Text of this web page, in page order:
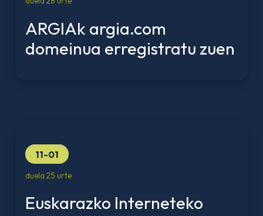
ARGIAk argia.com
domeinua erregistratu zuen
11-01
duela 25 urte
Euskarazko Interneteko